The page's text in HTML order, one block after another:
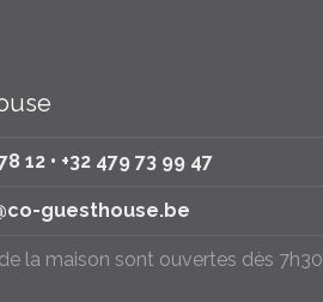
12 • +32 479 73 99 47
guesthouse.be
la maison sont ouvertes dès 7h30